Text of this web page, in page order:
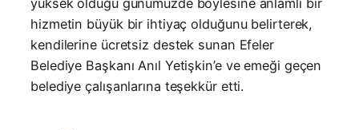
yüksek olduğu günümüzde böylesine anlamlı bir
hizmetin büyük bir ihtiyaç olduğunu belirterek,
kendilerine ücretsiz destek sunan Efeler
Belediye Başkanı Anıl Yetişkin’e ve emeği geçen
belediye çalışanlarına teşekkür etti.